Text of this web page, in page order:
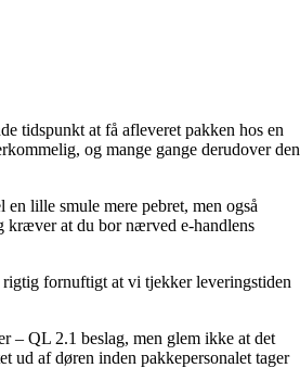
tidspunkt at få afleveret pakken hos en
og mange gange derudover den
lille smule mere pebret, men også
at du bor nærved e-handlens
rigtig fornuftigt at vi tjekker leveringstiden
– QL 2.1 beslag, men glem ikke at det
ud af døren inden pakkepersonalet tager